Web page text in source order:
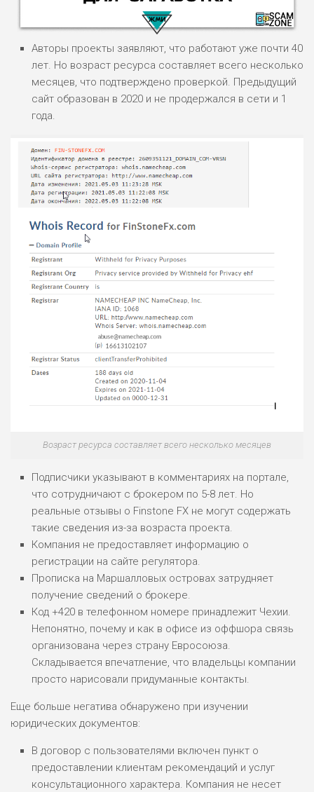
ВСЕМ
РИСКИ: НИЗКИЕ
ДОХОД: ВЫСОКИЙ
ЛЮБИТЕЛЯ
М СТАВОК
ДОХОД: ВЫСОКИЙ
БЮДЖЕТ: НИЗКИЙ
РИСКИ: НИЗКИЕ
ПОДОЙДЕТ
РИСКИ: НИЗКИЕ
ДОХОД: СРЕДНИЙ
ОБЗОР
Авторы проекты заявляют, что работают уже почти 40
лет. Но возраст ресурса составляет всего несколько
месяцев, что подтверждено проверкой. Предыдущий
сайт образован в 2020 и не продержался в сети и 1
года.
Возраст ресурса составляет всего несколько месяцев
Подписчики указывают в комментариях на портале,
что сотрудничают с брокером по 5-8 лет. Но
реальные отзывы о Finstone FX не могут содержать
такие сведения из-за возраста проекта.
Компания не предоставляет информацию о
регистрации на сайте регулятора.
Прописка на Маршалловых островах затрудняет
получение сведений о брокере.
Код +420 в телефонном номере принадлежит Чехии.
Непонятно, почему и как в офисе из оффшора связь
организована через страну Евросоюза.
Складывается впечатление, что владельцы компании
просто нарисовали придуманные контакты.
Еще больше негатива обнаружено при изучении
юридических документов:
В договор с пользователями включен пункт о
предоставлении клиентам рекомендаций и услуг
консультационного характера. Компания не несет